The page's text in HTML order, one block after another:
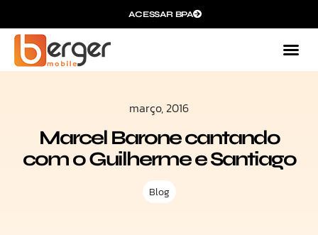
ACESSAR BPA
março, 2016
Marcel Barone cantando
com o Guilherme e Santiago
Blog